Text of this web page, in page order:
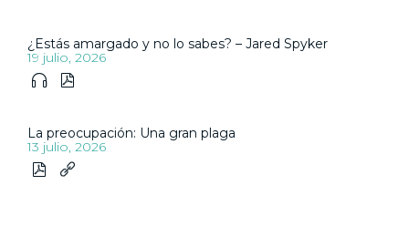
¿Estás amargado y no lo sabes? – Jared Spyker
19 julio, 2026
 
La preocupación: Una gran plaga
13 julio, 2026
 